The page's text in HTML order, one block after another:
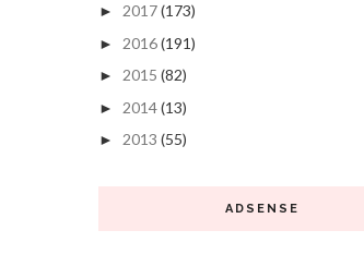
► 2017(173)
► 2016(191)
► 2015 (82)
► 2014(13)
► 2013 (55)
ADSENSE